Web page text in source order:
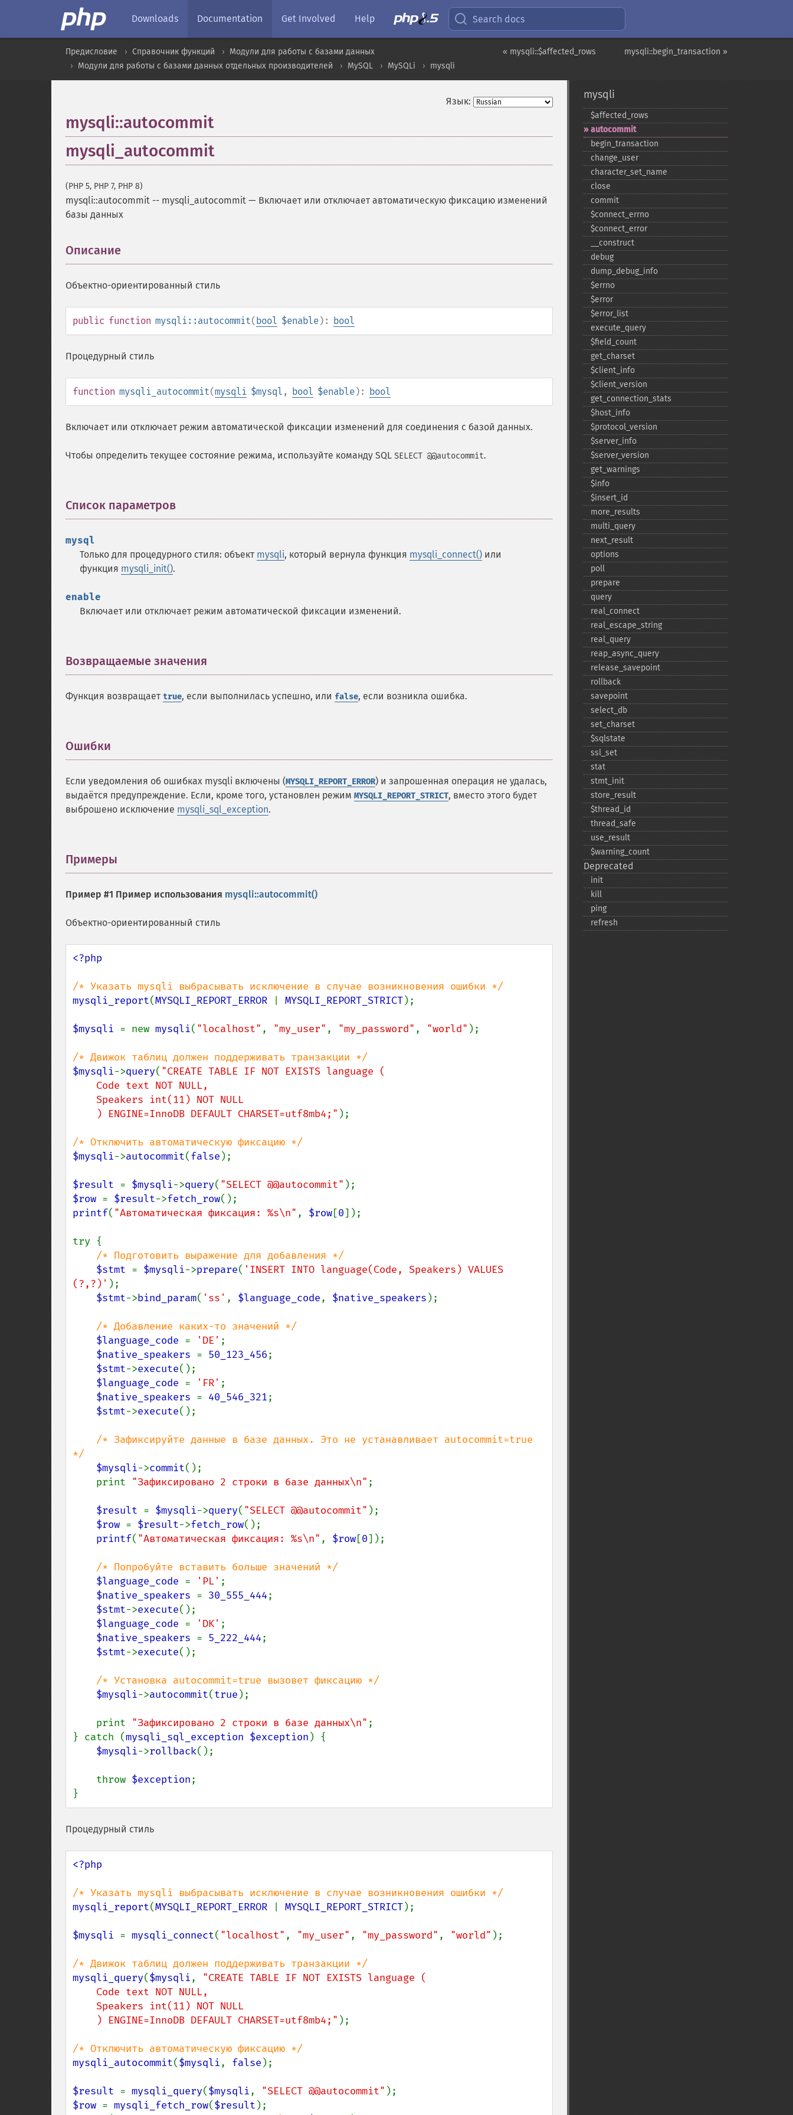
Downloads Documentation Get Involved Help Search docs
mysqli::begin_transaction »
« mysqli::$affected_rows
Предисловие Справочник функций
Модули для работы с базами данных
Модули для работы с базами данных отдельных производителей
MySQL MySQLi mysqli
Язык:
mysqli::autocommit
mysqli_autocommit
(PHP 5, PHP 7, PHP 8)
mysqli::autocommit -- mysqli_autocommit — Включает или отключает автоматическую фиксацию изменений
базы данных
Описание
Объектно-ориентированный стиль
public function mysqli::autocommit(bool $enable): bool
Процедурный стиль
function mysqli_autocommit(mysqli $mysql , bool $enable): bool
Включает или отключает режим автоматической фиксации изменений для соединения с базой данных.
Чтобы определить текущее состояние режима, используйте команду SQL SELECT @@autocommit.
Список параметров
mysql
Только для процедурного стиля: объект mysqli, который вернула функция mysqli_connect() или
функция mysqli_init().
enable
Включает или отключает режим автоматической фиксации изменений.
Возвращаемые значения
Функция возвращает true, если выполнилась успешно, или false, если возникла ошибка.
Ошибки
Если уведомления об ошибках mysqli включены (MYSQLI_REPORT_ERROR) и запрошенная операция не удалась,
выдаётся предупреждение. Если, кроме того, установлен режим MYSQLI_REPORT_STRICT, вместо этого будет
выброшено исключение mysqli_sql_exception.
Примеры
Пример #1 Пример использования mysqli::autocommit()
Объектно-ориентированный стиль
<?php
mysqli_report(MYSQLI_REPORT_ERROR MYSQLI_REPORT_STRICT);
$mysqli = new mysqli( "localhost" , "my_user" , "my_password" , "world" );
$mysqli->query( "CREATE TABLE IF NOT EXISTS language (
    ) ENGINE=InnoDB DEFAULT CHARSET=utf8mb4;"
);
$mysqli->autocommit(false );
$result = $mysqli->query( "SELECT @@autocommit"
$row = $result->fetch_row
printf( "Автоматическая фиксация: %s\n" , $row[0]);
try {
/* Подготовить выражение для добавления */
$stmt = $mysqli->prepare( 'INSERT INTO language(Code, Speakers) VALUES
(?,?)' );
$stmt->bind_param( 'ss' , $language_code, $native_speakers );
/* Добавление каких-то значений */
$language_code = 'DE' ;
$native_speakers = 50_123_456;
$stmt->execute();
$language_code = 'FR' ;
$native_speakers = 40_546_321;
$stmt->execute();
/* Зафиксируйте данные в базе данных. Это не устанавливает autocommit=true
*/
$mysqli->commit();
    print
"Зафиксировано 2 строки в базе данных\n" ;
$result = $mysqli->query( "SELECT @@autocommit" );
$row = $result->fetch_row();
printf( "Автоматическая фиксация: %s\n" , $row[0]);
/* Попробуйте вставить больше значений */
$language_code = 'PL' ;
$native_speakers = 30_555_444;
$stmt->execute();
$language_code = 'DK' ;
$native_speakers = 5_222_444;
$stmt->execute();
/* Установка autocommit=true вызовет фиксацию */
$mysqli->autocommit(true );
    print
"Зафиксировано 2 строки в базе данных\n" ;
} catch (mysqli_sql_exception $exception ) {
$mysqli->rollback();
    throw
$exception;
}
Процедурный стиль
<?php
mysqli_report(MYSQLI_REPORT_ERROR MYSQLI_REPORT_STRICT);
$mysqli = mysqli_connect( "localhost" , "my_user" , "my_password" , "world" );
mysqli_query($mysqli, "CREATE TABLE IF NOT EXISTS language (
    ) ENGINE=InnoDB DEFAULT CHARSET=utf8mb4;"
);
mysqli_autocommit($mysqli, false );
$result = mysqli_query($mysqli, "SELECT @@autocommit"
$row = mysqli_fetch_row($result
mysqli
$affected_​rows
autocommit
begin_​transaction
change_​user
character_​set_​name
close
commit
$connect_​errno
$connect_​error
_​_​construct
debug
dump_​debug_​info
$errno
$error
$error_​list
execute_​query
$field_​count
get_​charset
$client_​info
$client_​version
get_​connection_​stats
$host_​info
$protocol_​version
$server_​info
$server_​version
get_​warnings
$info
$insert_​id
more_​results
multi_​query
next_​result
options
poll
prepare
query
real_​connect
real_​escape_​string
real_​query
reap_​async_​query
release_​savepoint
rollback
savepoint
select_​db
set_​charset
$sqlstate
ssl_​set
stat
stmt_​init
store_​result
$thread_​id
thread_​safe
use_​result
$warning_​count
Deprecated
init
kill
ping
refresh